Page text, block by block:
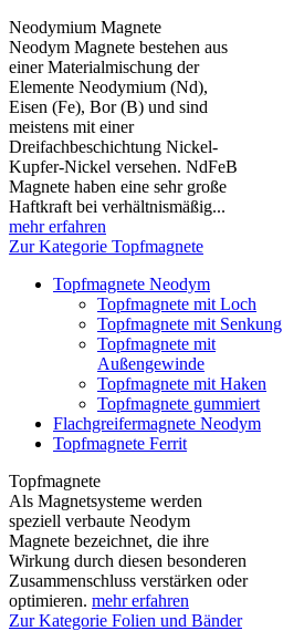
Neodymium Magnete
Neodym Magnete bestehen aus
einer Materialmischung der
Elemente Neodymium (Nd),
Eisen (Fe), Bor (B) und sind
meistens mit einer
Dreifachbeschichtung Nickel-
Kupfer-Nickel versehen. NdFeB
Magnete haben eine sehr große
Haftkraft bei verhältnismäßig...
mehr erfahren
Zur Kategorie Topfmagnete
Topfmagnete Neodym
Topfmagnete mit Loch
Topfmagnete mit Senkung
Topfmagnete mit
Außengewinde
Topfmagnete mit Haken
Topfmagnete gummiert
Flachgreifermagnete Neodym
Topfmagnete Ferrit
Topfmagnete
Als Magnetsysteme werden
speziell verbaute Neodym
Magnete bezeichnet, die ihre
Wirkung durch diesen besonderen
Zusammenschluss verstärken oder
optimieren. mehr erfahren
Zur Kategorie Folien und Bänder